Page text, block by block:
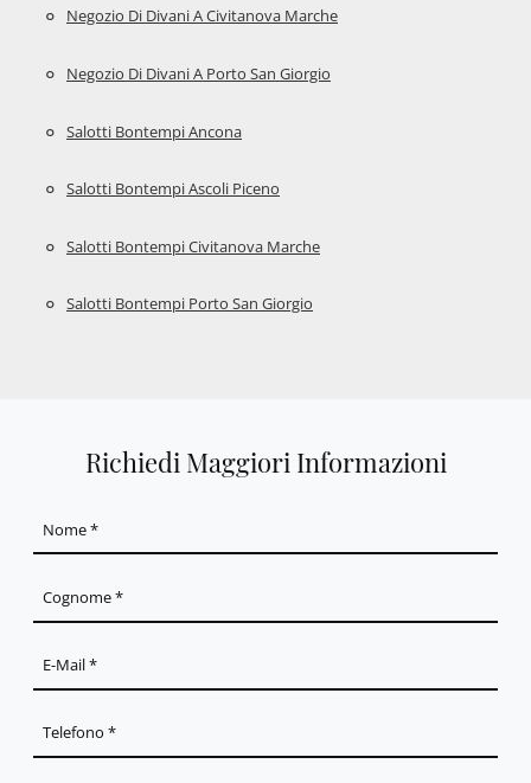
Negozio Di Divani A Civitanova Marche
Negozio Di Divani A Porto San Giorgio
Salotti Bontempi Ancona
Salotti Bontempi Ascoli Piceno
Salotti Bontempi Civitanova Marche
Salotti Bontempi Porto San Giorgio
Richiedi Maggiori Informazioni